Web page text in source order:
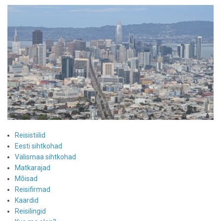
Reisistiilid
Eesti sihtkohad
Välismaa sihtkohad
Matkarajad
Mõisad
Reisifirmad
Kaardid
Reisilingid